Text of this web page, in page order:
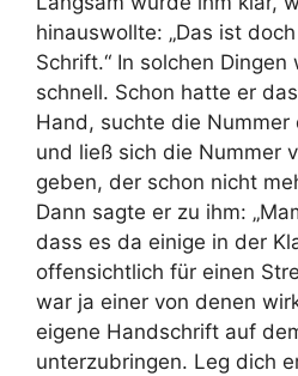
hinauswollte: „Das ist
Schrift.“ In solchen
schnell. Schon hatte er
Hand, suchte die Nummer
und ließ sich die Nummer
geben, der schon nicht
Dann sagte er zu ihm:
dass es da einige in der
offensichtlich für einen
war ja einer von denen
eigene Handschrift auf
unterzubringen. Leg dich